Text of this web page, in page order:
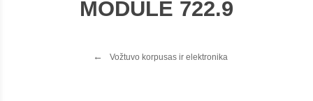
MODULE 722.9
Vožtuvo korpusas ir elektronika